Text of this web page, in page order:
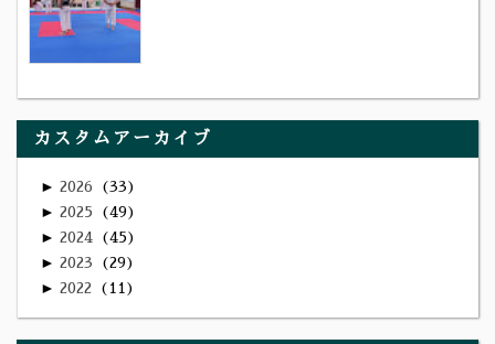
カスタムアーカイブ
► 2026 33
► 2025 49
► 2024 45
► 2023 29
► 2022 11